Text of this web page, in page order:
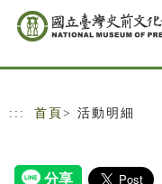
跳到主要內容
網站導覽
::: 首頁 > 活動明細